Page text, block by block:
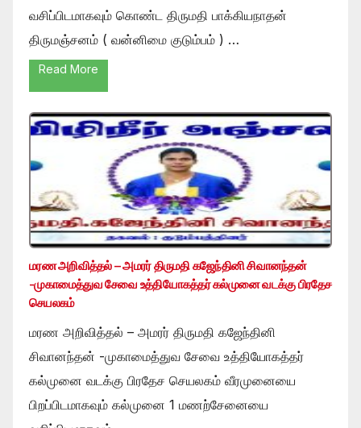
வசிப்பிடமாகவும் கொண்ட திருமதி பாக்கியநாதன்
திருமஞ்சனம் ( வன்னிமை குடும்பம் ) …
Read More
மரண அறிவித்தல் – அமரர் திருமதி கஜேந்தினி சிவானந்தன்
-முகாமைத்துவ சேவை உத்தியோகத்தர் கல்முனை வடக்கு பிரதேச
செயலகம்
மரண அறிவித்தல் – அமரர் திருமதி கஜேந்தினி
சிவானந்தன் -முகாமைத்துவ சேவை உத்தியோகத்தர்
கல்முனை வடக்கு பிரதேச செயலகம் வீரமுனையை
பிறப்பிடமாகவும் கல்முனை 1 மணற்சேனையை